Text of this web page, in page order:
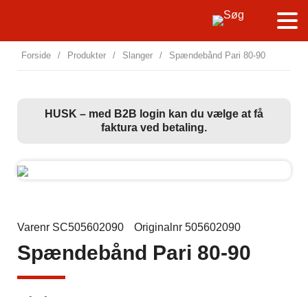
Forside / Produkter / Slanger / Spændebånd Pari 80-90
HUSK – med B2B login kan du vælge at få
faktura ved betaling.
Varenr SC505602090 Originalnr 505602090
Spændebånd Pari 80-90